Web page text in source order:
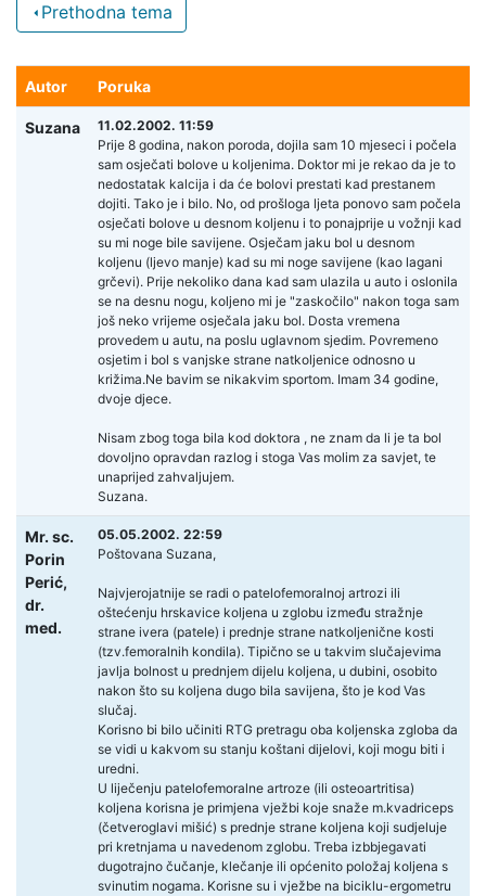
Prethodna tema
Autor Poruka
Suzana
11.02.2002. 11:59
Prije 8 godina, nakon poroda, dojila sam 10 mjeseci i počela
sam osječati bolove u koljenima. Doktor mi je rekao da je to
nedostatak kalcija i da će bolovi prestati kad prestanem
dojiti. Tako je i bilo. No, od prošloga ljeta ponovo sam počela
osječati bolove u desnom koljenu i to ponajprije u vožnji kad
su mi noge bile savijene. Osječam jaku bol u desnom
koljenu (ljevo manje) kad su mi noge savijene (kao lagani
grčevi). Prije nekoliko dana kad sam ulazila u auto i oslonila
se na desnu nogu, koljeno mi je "zaskočilo" nakon toga sam
još neko vrijeme osječala jaku bol. Dosta vremena
provedem u autu, na poslu uglavnom sjedim. Povremeno
osjetim i bol s vanjske strane natkoljenice odnosno u
križima.Ne bavim se nikakvim sportom. Imam 34 godine,
dvoje djece.
Nisam zbog toga bila kod doktora , ne znam da li je ta bol
dovoljno opravdan razlog i stoga Vas molim za savjet, te
unaprijed zahvaljujem.
Suzana.
Mr. sc.
Porin
Perić,
dr.
med.
05.05.2002. 22:59
Poštovana Suzana,
Najvjerojatnije se radi o patelofemoralnoj artrozi ili
oštećenju hrskavice koljena u zglobu između stražnje
strane ivera (patele) i prednje strane natkoljenične kosti
(tzv.femoralnih kondila). Tipično se u takvim slučajevima
javlja bolnost u prednjem dijelu koljena, u dubini, osobito
nakon što su koljena dugo bila savijena, što je kod Vas
slučaj.
Korisno bi bilo učiniti RTG pretragu oba koljenska zgloba da
se vidi u kakvom su stanju koštani dijelovi, koji mogu biti i
uredni.
U liječenju patelofemoralne artroze (ili osteoartritisa)
koljena korisna je primjena vježbi koje snaže m.kvadriceps
(četveroglavi mišić) s prednje strane koljena koji sudjeluje
pri kretnjama u navedenom zglobu. Treba izbbjegavati
dugotrajno čučanje, klečanje ili općenito položaj koljena s
svinutim nogama. Korisne su i vježbe na biciklu-ergometru